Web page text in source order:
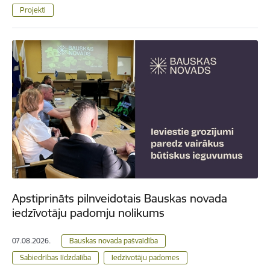
Projekti
Apstiprināts pilnveidotais Bauskas novada
iedzīvotāju padomju nolikums
07.08.2026.
Bauskas novada pašvaldība
Sabiedrības līdzdalība
Iedzīvotāju padomes